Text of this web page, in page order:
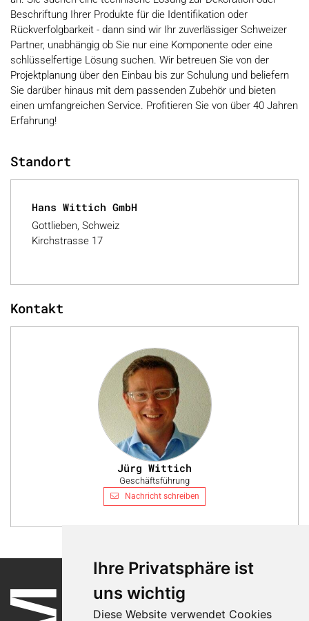
Ihre Privatsphäre ist
uns wichtig
Diese Website verwendet Cookies
Beschriftung Ihrer Produkte für die Identifikation oder
Rückverfolgbarkeit - dann sind wir Ihr zuverlässiger Schweizer
Partner, unabhängig ob Sie nur eine Komponente oder eine
schlüsselfertige Lösung suchen. Wir betreuen Sie von der
Projektplanung über den Einbau bis zur Schulung und beliefern
Sie darüber hinaus mit dem passenden Zubehör und bieten
einen umfangreichen Service. Profitieren Sie von über 40 Jahren
Erfahrung!
Standort
Hans Wittich GmbH
Gottlieben, Schweiz
Kirchstrasse 17
Kontakt
Jürg Wittich
Geschäftsführung
Nachricht schreiben